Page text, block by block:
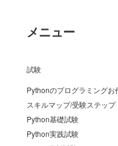
メニュー
試験
Pythonのプログラミングお
スキルマップ/受験ステップ
Python基礎試験
Python実践試験